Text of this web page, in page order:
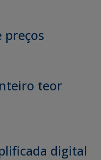
preços
teor
digital